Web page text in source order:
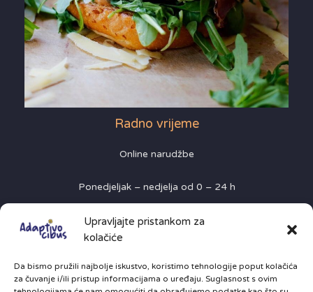
Upravljajte pristankom za
kolačiće
Da bismo pružili najbolje iskustvo, koristimo tehnologije poput kolačića
za čuvanje i/ili pristup informacijama o uređaju. Suglasnost s ovim
Radno vrijeme
Online narudžbe
Ponedjeljak – nedjelja od 0 – 24 h
Restoran:
18:00 – do 22:30h